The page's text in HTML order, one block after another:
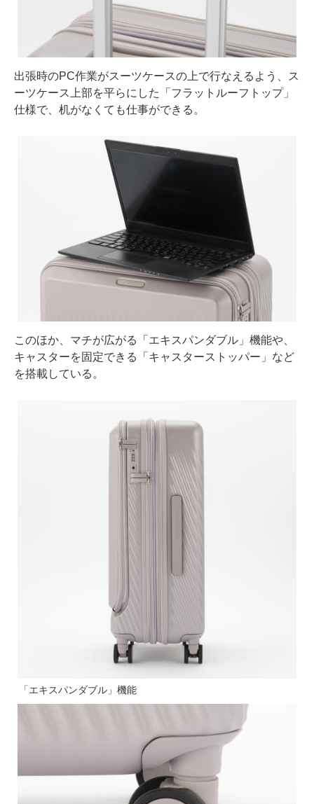
出張時のPC作業がスーツケースの上で行なえるよう、ス
ーツケース上部を平らにした「フラットルーフトップ」
仕様で、机がなくても仕事ができる。
このほか、マチが広がる「エキスパンダブル」機能や、
キャスターを固定できる「キャスターストッパー」など
を搭載している。
「エキスパンダブル」機能